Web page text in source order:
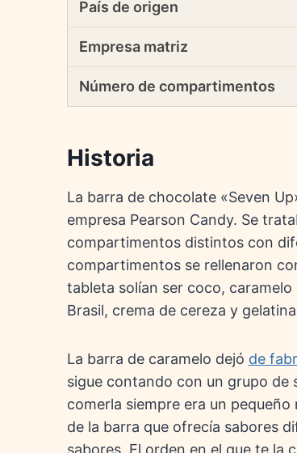
País de origen
Empresa matriz
Número de compartimentos
Historia
La barra de chocolate «Seven
empresa Pearson Candy. Se
compartimentos distintos con
compartimentos se rellenaron
tableta solían ser coco,
Brasil, crema de cereza y
La barra de caramelo dejó de
sigue contando con un grupo de
comerla siempre era un
de la barra que ofrecía sabores
sabores. El orden en el que te la